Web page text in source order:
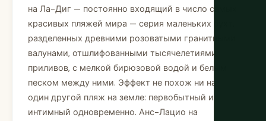
на Ла-Диг — постоянно входящий в число самых
красивых пляжей мира — серия маленьких бухт,
разделенных древними розоватыми гранитными
валунами, отшлифованными тысячелетиями
приливов, с мелкой бирюзовой водой и белым
песком между ними. Эффект не похож ни на
один другой пляж на земле: первобытный и
интимный одновременно. Анс-Лацио на